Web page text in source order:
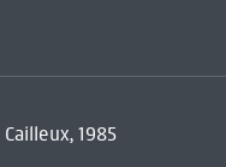
1985